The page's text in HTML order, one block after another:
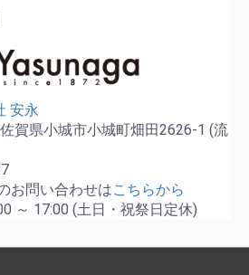
安永
賀県小城市小城町畑田2626-1 (流
お問い合わせはこちらから
～ 17:00 (土日・祝祭日定休)